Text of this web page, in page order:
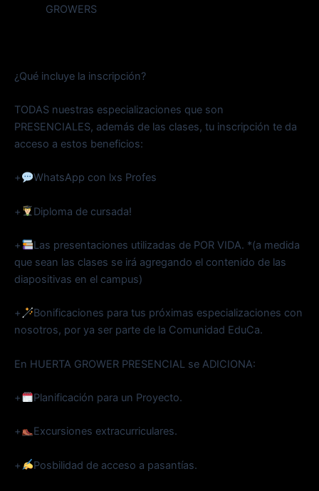
GROWERS
¿Qué incluye la inscripción?
TODAS nuestras especializaciones que son
PRESENCIALES, además de las clases, tu inscripción te da
acceso a estos beneficios:
+ WhatsApp con lxs Profes
+ Diploma de cursada!
+
Las presentaciones utilizadas de POR VIDA. *(a medida
que sean las clases se irá agregando el contenido de las
diapositivas en el campus)
+
Bonificaciones para tus próximas especializaciones con
nosotros, por ya ser parte de la Comunidad EduCa.
En HUERTA GROWER PRESENCIAL se ADICIONA:
+ Planificación para un Proyecto.
+ Excursiones extracurriculares.
+ Posbilidad de acceso a pasantías.